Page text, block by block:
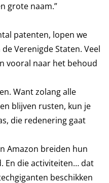
grote naam.”
patenten, lopen we
Verenigde Staten. Veel
vooral naar het behoud
Want zolang alle
blijven rusten, kun je
die redenering gaat
Amazon breiden hun
En die activiteiten… dat
beschikken